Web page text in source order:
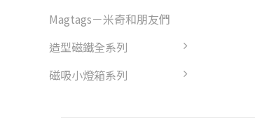
Magtags－米奇和朋友們
造型磁鐵全系列
磁吸小燈箱系列